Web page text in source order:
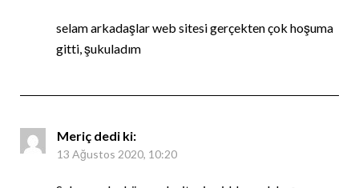
selam arkadaşlar web sitesi gerçekten çok hoşuma
gitti, şukuladım
Meriç dedi ki:
13 Ağustos 2020, 10:20